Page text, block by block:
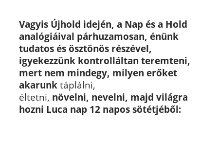
Vagyis Újhold idején, a Nap és a Hold
analógiáival párhuzamosan, énünk
tudatos és ösztönös részével,
igyekezzünk kontrolláltan teremteni,
mert nem mindegy, milyen erőket
akarunktáplálni,
éltetni, növelni, nevelni, majd világra
hozni Luca nap 12 napos sötétjéből: